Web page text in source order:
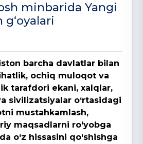
minbarida Yangi
g‘oyalari
barcha davlatlar bilan
ochiq muloqot va
tarafdori ekani, xalqlar,
sivilizatsiyalar o‘rtasidagi
mustahkamlash,
maqsadlarni ro‘yobga
o‘z hissasini qo‘shishga